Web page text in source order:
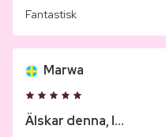
Fantastisk
Marwa
Älskar denna, l...